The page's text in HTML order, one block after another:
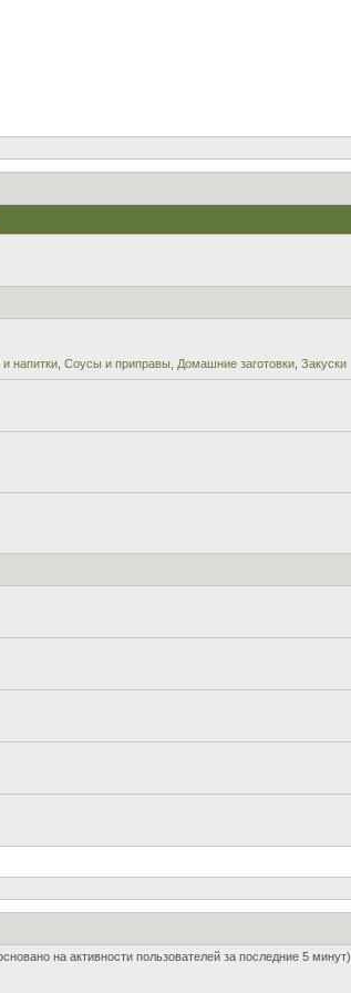
напитки Соусы и приправы Домашние заготовки Закуски
на активности пользователей за последние 5 минут)